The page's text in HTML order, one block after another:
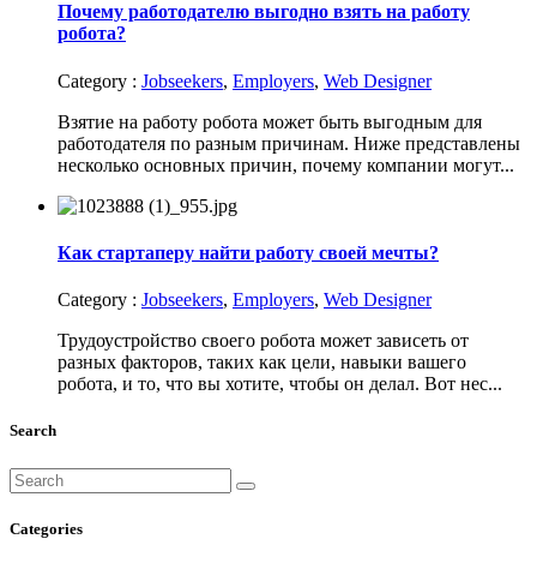
Почему работодателю выгодно взять на работу
робота?
Category : Jobseekers, Employers, Web Designer
Взятие на работу робота может быть выгодным для
работодателя по разным причинам. Ниже представлены
несколько основных причин, почему компании могут...
Как стартаперу найти работу своей мечты?
Category : Jobseekers, Employers, Web Designer
Трудоустройство своего робота может зависеть от
разных факторов, таких как цели, навыки вашего
робота, и то, что вы хотите, чтобы он делал. Вот нес...
Search
Categories